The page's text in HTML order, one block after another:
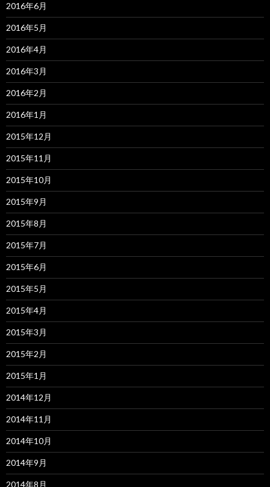
2016年6月
2016年5月
2016年4月
2016年3月
2016年2月
2016年1月
2015年12月
2015年11月
2015年10月
2015年9月
2015年8月
2015年7月
2015年6月
2015年5月
2015年4月
2015年3月
2015年2月
2015年1月
2014年12月
2014年11月
2014年10月
2014年9月
2014年8月